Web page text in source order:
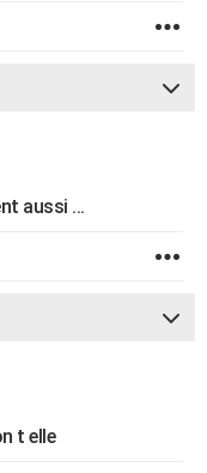
aussi ...
t elle